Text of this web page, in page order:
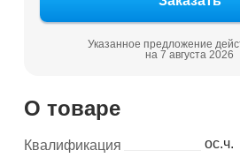
Указанное предложение
на 7 августа 2026
О товаре
Квалификация
ос.ч.